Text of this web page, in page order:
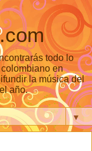
todo lo
en
la música del
año.
▼